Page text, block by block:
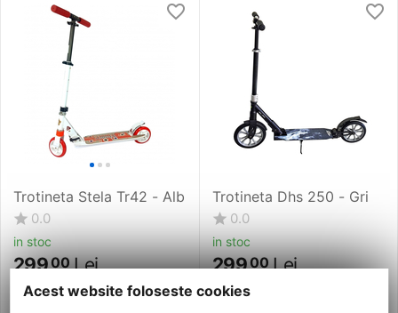
Trotineta Stela Tr42 - Alb
0.0
in stoc
PRP: 360
29900 Lei
Trotineta Dhs 250 - Gri
0.0
in stoc
PRP:
29900 Lei
Acest website foloseste cookies